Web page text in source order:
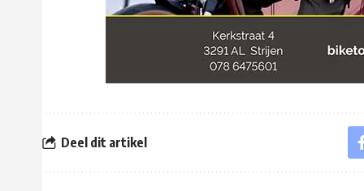
Deel dit artikel